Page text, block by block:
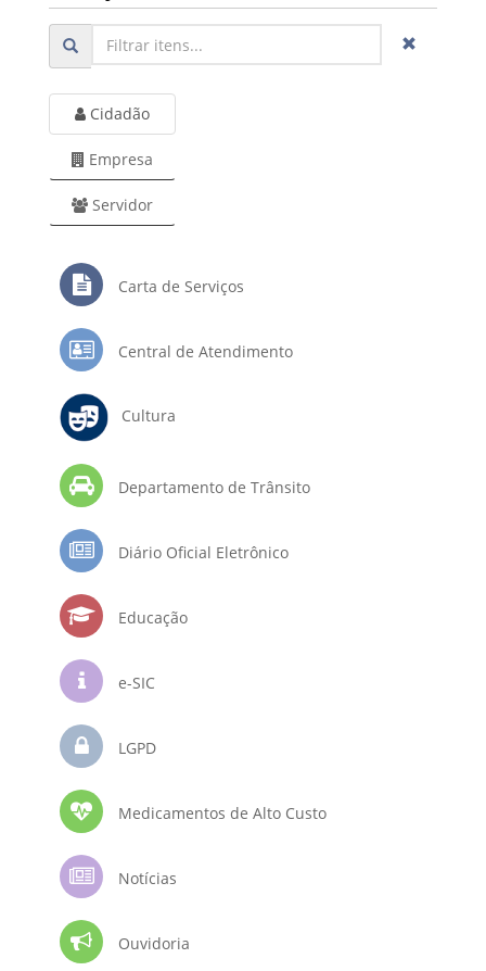
Cidadão
Empresa
Servidor
Carta de Serviços
Central de Atendimento
Cultura
Departamento de Trânsito
Diário Oficial Eletrônico
Educação
e-SIC
LGPD
Medicamentos de Alto Custo
Notícias
Ouvidoria